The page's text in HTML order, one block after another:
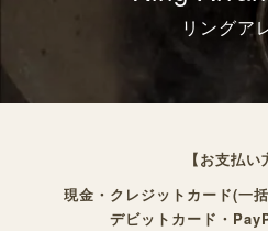
リングア
【お支払い
現金・クレジットカード(一
デビットカード・